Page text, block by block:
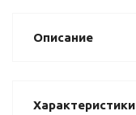
Описание
Характеристики